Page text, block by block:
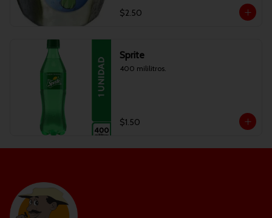
$2.50
Sprite
400 mililitros.
$1.50